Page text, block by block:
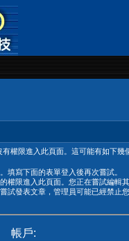
有權限進入此頁面。這可能有如下幾
填寫下面的表單登入後再次嘗試。
權限進入此頁面。您正在嘗試編輯
試發表文章，管理員可能已經禁止
帳戶: